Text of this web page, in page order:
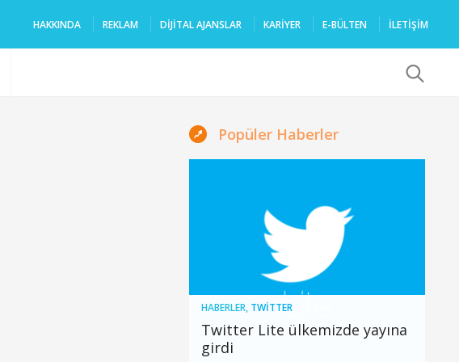
HAKKINDA REKLAM DIJITAL AJANSLAR KARIYER E-BÜLTEN İLETİŞİM
Popüler Haberler
HABERLER, TWITTER
Twitter Lite ülkemizde yayına
girdi